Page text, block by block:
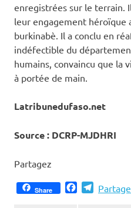
enregistrées sur le terrain.
leur engagement héroïque
burkinabè. Il a conclu en
indéfectible du
humains, convaincu que la
à portée de main.
Latribunedufaso.net
Source : DCRP-MJDHRI
Partagez
Share Facebook